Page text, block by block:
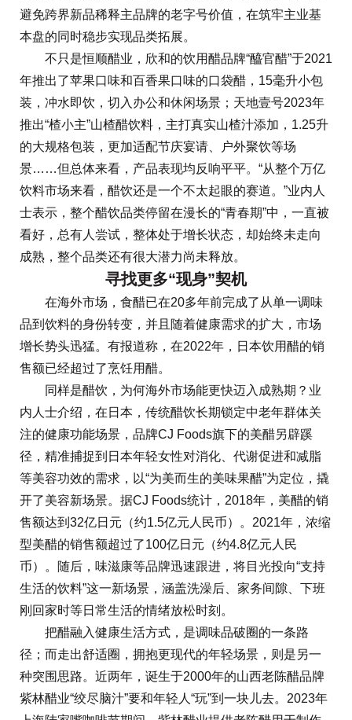
避免跨界新品稀释主品牌的老字号价值，在筑牢主业基
本盘的同时稳步实现品类拓展。
不只是恒顺醋业，欣和的饮用醋品牌“醯官醋”于2021
年推出了苹果口味和百香果口味的口袋醋，15毫升小包
装，冲水即饮，切入办公和休闲场景；天地壹号2023年
推出“楂小主”山楂醋饮料，主打真实山楂汁添加，1.25升
的大规格包装，更加适配节庆宴请、户外聚饮等场
景……但总体来看，产品表现均反响平平。“从整个万亿
饮料市场来看，醋饮还是一个不太起眼的赛道。”业内人
士表示，整个醋饮品类停留在漫长的“青春期”中，一直被
看好，总有人尝试，整体处于增长状态，却始终未走向
成熟，整个品类还有很大潜力尚未释放。
寻找更多“现身”契机
在海外市场，食醋已在20多年前完成了从单一调味
品到饮料的身份转变，并且随着健康需求的扩大，市场
增长势头迅猛。有报道称，在2022年，日本饮用醋的销
售额已经超过了烹饪用醋。
同样是醋饮，为何海外市场能更快迈入成熟期？业
内人士介绍，在日本，传统醋饮长期锁定中老年群体关
注的健康功能场景，品牌CJ Foods旗下的美醋另辟蹊
径，精准捕捉到日本年轻女性对消化、代谢促进和减脂
等美容功效的需求，以“为美而生的美味果醋”为定位，撬
开了美容新场景。据CJ Foods统计，2018年，美醋的销
售额达到32亿日元（约1.5亿元人民币）。2021年，浓缩
型美醋的销售额超过了100亿日元（约4.8亿元人民
币）。随后，味滋康等品牌迅速跟进，将目光投向“支持
生活的饮料”这一新场景，涵盖洗澡后、家务间隙、下班
刚回家时等日常生活的情绪放松时刻。
把醋融入健康生活方式，是调味品破圈的一条路
径；而走出舒适圈，拥抱更现代的年轻场景，则是另一
种突围思路。近两年，诞生于2000年的山西老陈醋品牌
紫林醋业“绞尽脑汁”要和年轻人“玩”到一块儿去。2023年